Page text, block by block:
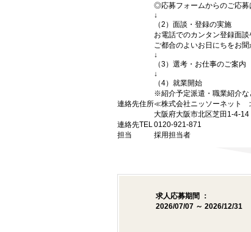
◎応募フォームからのご応募
↓
（2）面談・登録の実施
お電話でのカンタン登録面
ご都合のよいお日にちをお聞
↓
（3）選考・お仕事のご案内
↓
（4）就業開始
※紹介予定派遣・職業紹介な
連絡先住所≪株式会社ニッソーネット
大阪府大阪市北区芝田1-4-14
連絡先TEL0120-921-871
担当
採用担当者
求人応募期間 ：
2026/07/07 ～ 2026/12/31